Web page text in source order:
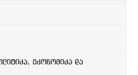
ეკონომიკა და